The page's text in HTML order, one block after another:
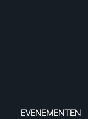
EVENEMENTEN